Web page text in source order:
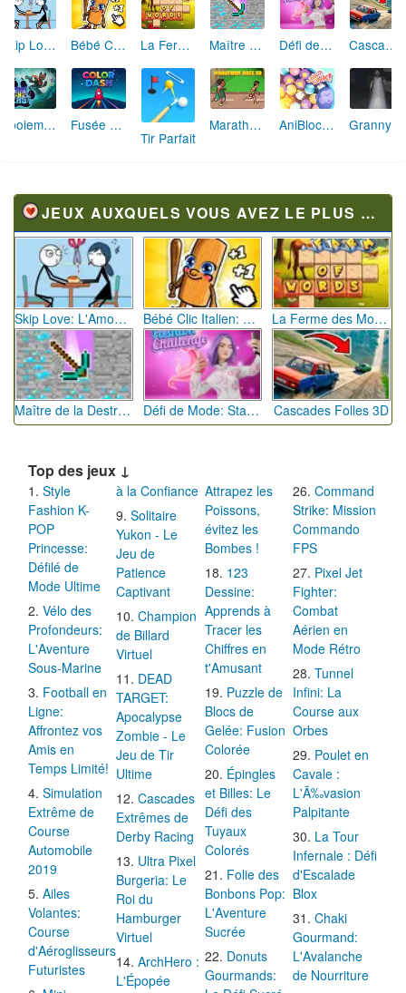
Skip Love: L'Amour en Péril Bébé Clic Italien: La Folie des Petits Bambins La Ferme des Mots - Cultivez votre Vocabulaire Maître de la Destruction: Fusion de Pioches Défi de Mode: Star du Podium Cascades Folles 3D
Aboiement Stellaire : Aventure Canine Fusée Chromatique: La Course des Couleurs
Tir Parfait
Marathon Champion io AniBlocos: Connecte les Animaux Mignons!
JEUX AUXQUELS VOUS AVEZ LE PLUS JOUÉ
Skip Love: L'Amour en Péril Bébé Clic Italien: La Folie des Petits Bambins La Ferme des Mots - Cultivez votre Vocabulaire
Maître de la Destruction: Fusion de Pioches Défi de Mode: Star du Podium Cascades Folles 3D
Top des jeux ↓
Style
Fashion K-
POP
Princesse:
Défilé de
Mode Ultime
Vélo des
Profondeurs:
L'Aventure
Sous-Marine
Football en
Ligne:
Affrontez vos
Amis en
Temps Limité!
Simulation
Extrême de
Course
Automobile
2019
Ailes
Volantes:
Course
d'Aéroglisseurs
Futuristes
à la Confiance
Solitaire
Yukon - Le
Jeu de
Patience
Captivant
Champion
de Billard
Virtuel
DEAD
TARGET:
Apocalypse
Zombie - Le
Jeu de Tir
Ultime
Cascades
Extrêmes de
Derby Racing
Ultra Pixel
Burgeria: Le
Roi du
Hamburger
Virtuel
ArchHero :
L'Épopée
Attrapez les
Poissons,
évitez les
Bombes !
123
Dessine:
Apprends à
Tracer les
Chiffres en
t'Amusant
Puzzle de
Blocs de
Gelée: Fusion
Colorée
Épingles
et Billes: Le
Défi des
Tuyaux
Colorés
Folie des
Bonbons Pop:
L'Aventure
Sucrée
Donuts
Gourmands:
Command
Strike: Mission
Commando
FPS
Pixel Jet
Fighter:
Combat
Aérien en
Mode Rétro
Tunnel
Infini: La
Course aux
Orbes
Poulet en
Cavale :
L'Ã‰vasion
Palpitante
La Tour
Infernale : Défi
d'Escalade
Blox
Chaki
Gourmand:
L'Avalanche
de Nourriture